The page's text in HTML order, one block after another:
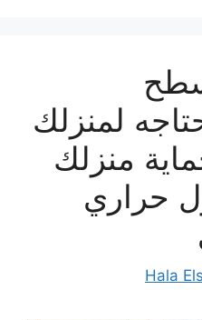
لمنزلك
منزلك
حراري
Hala